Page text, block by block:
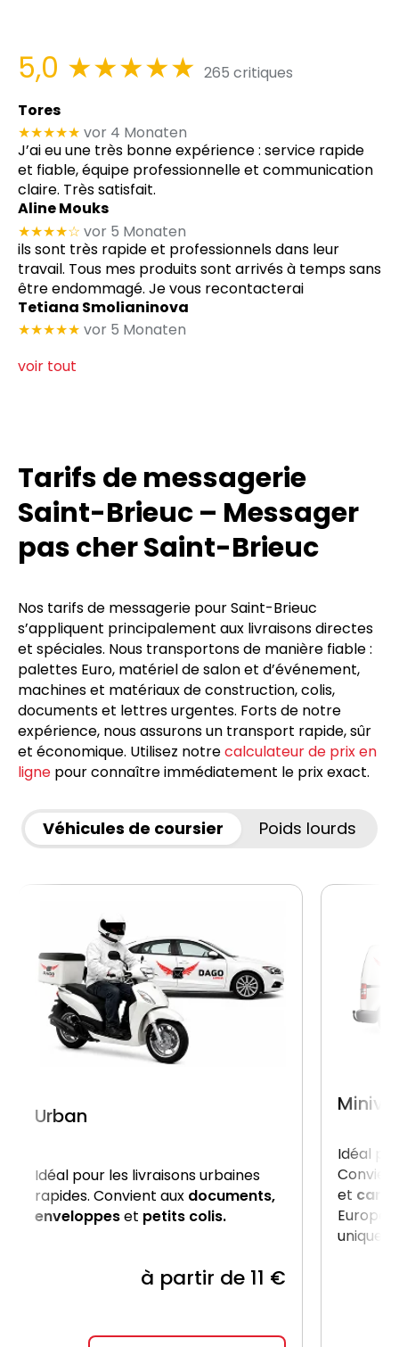
5,0 ★★★★★ 265 critiques
Tores
★★★★★ vor 4 Monaten
J’ai eu une très bonne expérience : service rapide
et fiable, équipe professionnelle et communication
claire. Très satisfait.
Aline Mouks
★★★★☆ vor 5 Monaten
ils sont très rapide et professionnels dans leur
travail. Tous mes produits sont arrivés à temps sans
être endommagé. Je vous recontacterai
Tetiana Smolianinova
★★★★★ vor 5 Monaten
voir tout
Tarifs de messagerie
Saint-Brieuc – Messager
pas cher Saint-Brieuc
Nos tarifs de messagerie pour Saint-Brieuc
s’appliquent principalement aux livraisons directes
et spéciales. Nous transportons de manière fiable :
palettes Euro, matériel de salon et d’événement,
machines et matériaux de construction, colis,
documents et lettres urgentes. Forts de notre
expérience, nous assurons un transport rapide, sûr
et économique. Utilisez notrecalculateur de prix en
ligne pour connaître immédiatement le prix exact.
Véhicules de coursier Poids lourds
Urban
Idéal pour les livraisons urbaines
rapides. Convient aux documents,
enveloppeset petits colis.
à partir de 11 €
Idéal
et
Europe,